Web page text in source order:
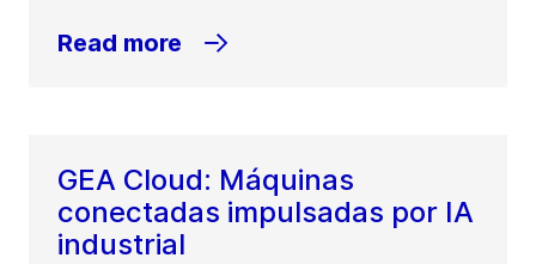
Read more
GEA Cloud: Máquinas
conectadas impulsadas por IA
industrial